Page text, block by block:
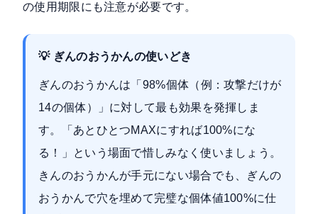
の使用期限にも注意が必要です。
💡 ぎんのおうかんの使いどき
ぎんのおうかんは「98%個体（例：攻撃だけが
14の個体）」に対して最も効果を発揮しま
す。「あとひとつMAXにすれば100%にな
る！」という場面で惜しみなく使いましょう。
きんのおうかんが手元にない場合でも、ぎんの
おうかんで穴を埋めて完璧な個体値100%に仕